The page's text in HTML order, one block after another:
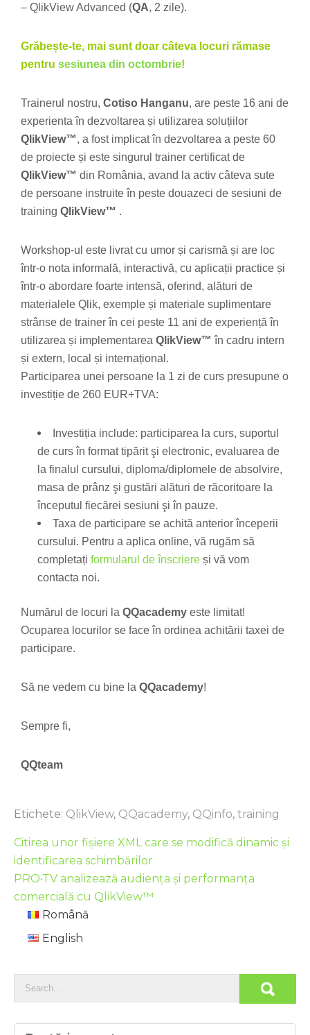
– QlikView Advanced (QA, 2 zile).
Grăbește-te, mai sunt doar câteva locuri rămase
pentru sesiunea din octombrie!
Trainerul nostru, Cotiso Hanganu, are peste 16 ani de
experienta în dezvoltarea și utilizarea soluțiilor
QlikView™, a fost implicat în dezvoltarea a peste 60
de proiecte și este singurul trainer certificat de
QlikView™ din România, avand la activ câteva sute
de persoane instruite în peste douazeci de sesiuni de
training QlikView™ .
Workshop-ul este livrat cu umor și carismă și are loc
într-o nota informală, interactivă, cu aplicații practice și
într-o abordare foarte intensă, oferind, alături de
materialele Qlik, exemple și materiale suplimentare
strânse de trainer în cei peste 11 ani de experiență în
utilizarea și implementarea QlikView™ în cadru intern
și extern, local și internațional.
Participarea unei persoane la 1 zi de curs presupune o
investiție de 260 EUR+TVA:
Investiția include: participarea la curs, suportul
de curs în format tipărit şi electronic, evaluarea de
la finalul cursului, diploma/diplomele de absolvire,
masa de prânz şi gustări alături de răcoritoare la
începutul fiecărei sesiuni şi în pauze.
Taxa de participare se achită anterior începerii
cursului. Pentru a aplica online, vă rugăm să
completați formularul de înscriere și vă vom
contacta noi.
Numărul de locuri la QQacademy este limitat!
Ocuparea locurilor se face în ordinea achitării taxei de
participare.
Să ne vedem cu bine la QQacademy!
Sempre fi,
QQteam
Etichete: QlikView, QQacademy, QQinfo, training
Citirea unor fișiere XML care se modifică dinamic și
identificarea schimbărilor
PRO•TV analizează audiența și performanța
comercială cu QlikView™
Română
English